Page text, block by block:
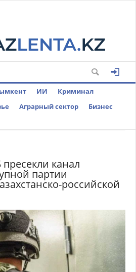
ИИ
Криминал
Аграрный сектор
Бизнес
канал
партии
российской